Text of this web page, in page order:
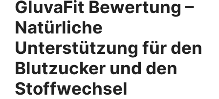
GluvaFit Bewertung –
Natürliche
Unterstützung für den
Blutzucker und den
Stoffwechsel